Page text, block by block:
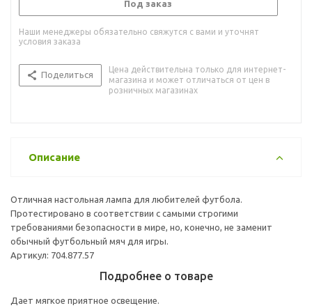
Под заказ
Наши менеджеры обязательно свяжутся с вами и уточнят
условия заказа
Поделиться
Цена действительна только для интернет-
магазина и может отличаться от цен в
розничных магазинах
Описание
Отличная настольная лампа для любителей футбола.
Протестировано в соответствии с самыми строгими
требованиями безопасности в мире, но, конечно, не заменит
обычный футбольный мяч для игры.
Артикул: 704.877.57
Подробнее о товаре
Дает мягкое приятное освещение.